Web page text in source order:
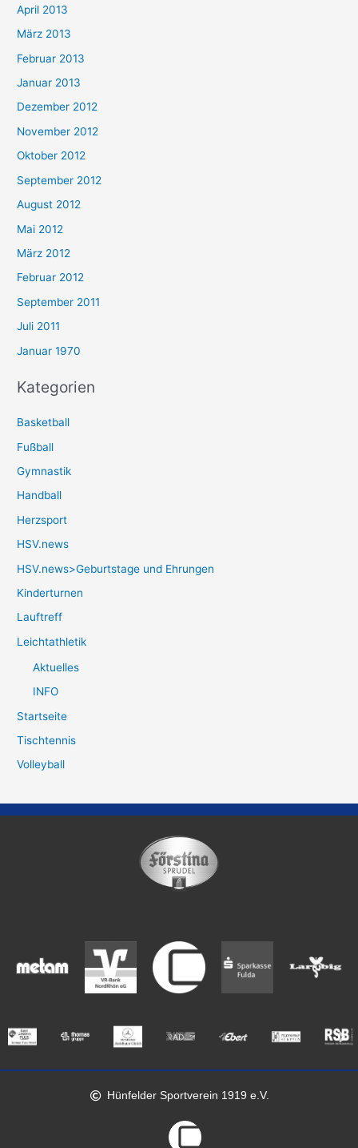
April 2013
März 2013
Februar 2013
Januar 2013
Dezember 2012
November 2012
Oktober 2012
September 2012
August 2012
Mai 2012
März 2012
Februar 2012
September 2011
Juli 2011
Januar 1970
Kategorien
Basketball
Fußball
Gymnastik
Handball
Herzsport
HSV.news
HSV.news>Geburtstage und Ehrungen
Kinderturnen
Lauftreff
Leichtathletik
Aktuelles
INFO
Startseite
Tischtennis
Volleyball
Hünfelder Sportverein 1919 e.V.